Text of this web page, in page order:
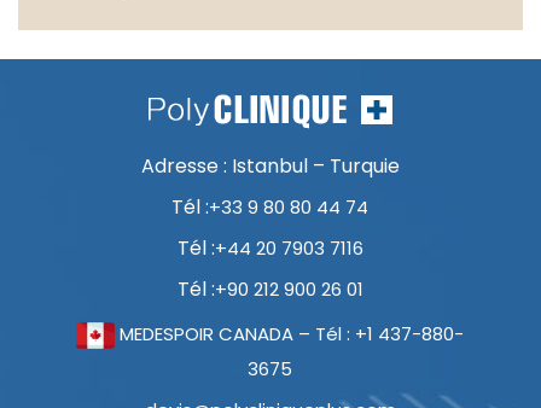
Adresse : Istanbul – Turquie
Tél :+33 9 80 80 44 74
Tél :+44 20 7903 7116
Tél :+90 212 900 26 01
MEDESPOIR CANADA – Tél : +1 437-880-
3675